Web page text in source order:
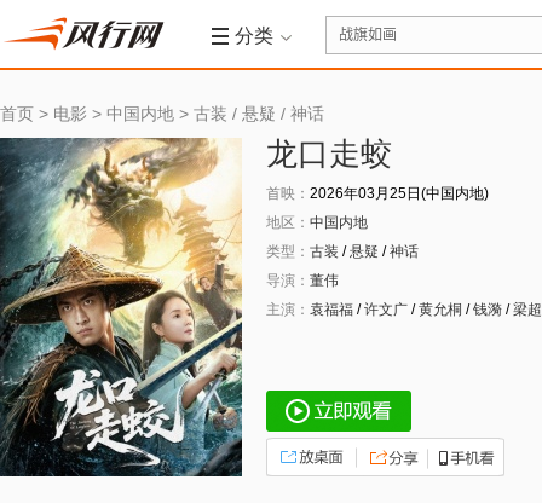
分类
首页 > 电影 > 中国内地 > 古装 / 悬疑 / 神话
龙口走蛟
首映： 2026年03月25日(中国内地)
地区： 中国内地
类型： 古装 /悬疑 /神话
导演： 董伟
主演： 袁福福 /许文广 /黄允桐 /钱漪 /梁超